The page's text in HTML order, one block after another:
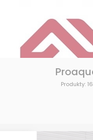
Produkty: 16